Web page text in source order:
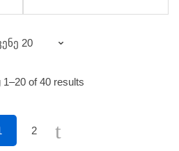
1–20 of 40 results
2